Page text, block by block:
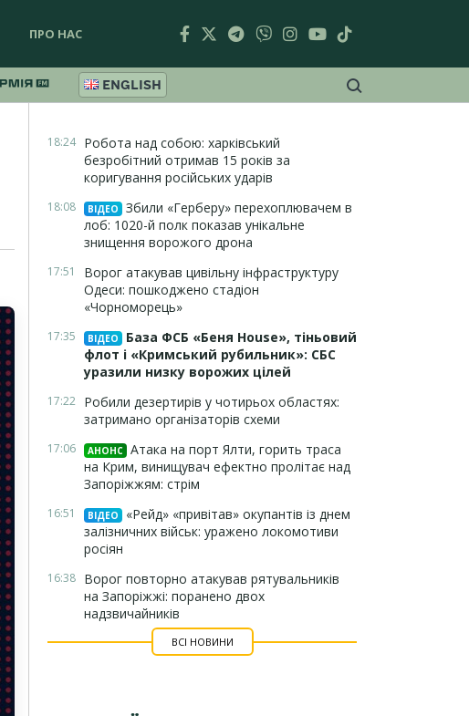
ПРО НАС
ENGLISH
18:24 Робота над собою: харківський
безробітний отримав 15 років за
коригування російських ударів
18:08 ВІДЕО
Збили «Герберу» перехоплювачем в
лоб: 1020-й полк показав унікальне
знищення ворожого дрона
17:51
Ворог атакував цивільну інфраструктуру
Одеси: пошкоджено стадіон
«Чорноморець»
17:35 ВІДЕО
База ФСБ «Беня House», тіньовий
флот і «Кримський рубильник»: СБС
уразили низку ворожих цілей
17:22 Робили дезертирів у чотирьох областях:
затримано організаторів схеми
17:06 АНОНС Атака на порт Ялти, горить траса
на Крим, винищувач ефектно пролітає над
Запоріжжям: стрім
16:51 ВІДЕО
«Рейд» «привітав» окупантів із днем
залізничних військ: уражено локомотиви
росіян
16:38 Ворог повторно атакував рятувальників
на Запоріжжі: поранено двох
надзвичайників
ВСІ НОВИНИ